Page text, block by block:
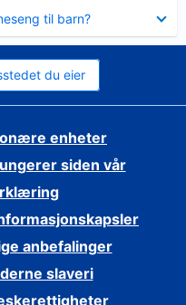
til barn?
du eier
enheter
siden vår
anbefalinger
slaveri